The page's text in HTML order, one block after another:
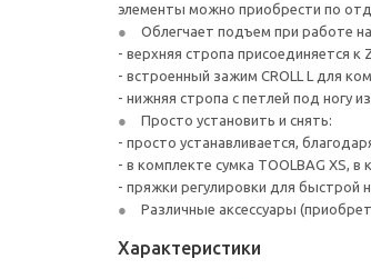
элементы можно приобрести по
Облегчает подъем при работе
- верхняя стропа присоединяется к
- встроенный зажим CROLL L для
- нижняя стропа с петлей под ногу
Просто установить и снять:
- просто устанавливается,
- в комплекте сумка TOOLBAG XS,
- пряжки регулировки для быстрой
Различные аксессуары
Характеристики